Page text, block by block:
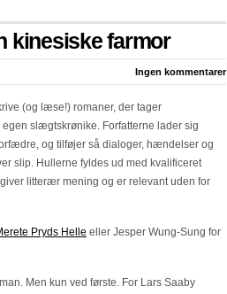
kinesiske farmor
Ingen kommentarer
(og læse!) romaner, der tager
slægtskrønike. Forfatterne lader sig
og tilføjer så dialoger, hændelser og
slip. Hullerne fyldes ud med kvalificeret
litterær mening og er relevant uden for
Pryds Helle eller Jesper Wung-Sung for
Men kun ved første. For Lars Saaby